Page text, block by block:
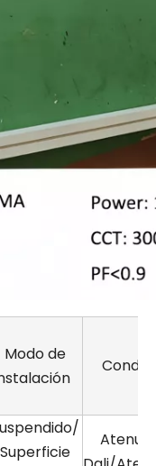
Modo de
Superficie